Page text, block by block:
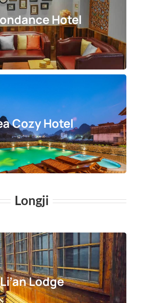
Hotel
Cozy Hotel
Longji
Li’an Lodge